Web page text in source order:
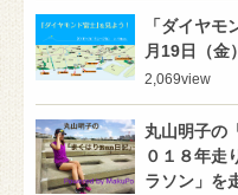
「ダイヤ
月19日（金
2,069view
丸山明子の
０１８年
ラソン」を